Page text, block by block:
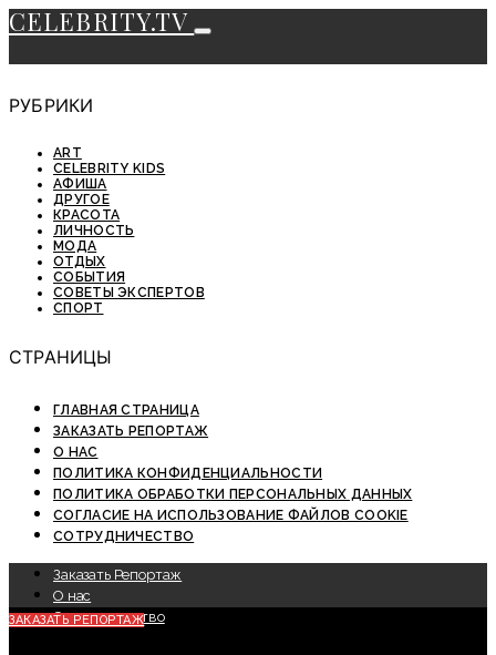
CELEBRITY.TV
РУБРИКИ
ART
CELEBRITY KIDS
АФИША
ДРУГОЕ
КРАСОТА
ЛИЧНОСТЬ
МОДА
ОТДЫХ
СОБЫТИЯ
СОВЕТЫ ЭКСПЕРТОВ
СПОРТ
СТРАНИЦЫ
ГЛАВНАЯ СТРАНИЦА
ЗАКАЗАТЬ РЕПОРТАЖ
О НАС
ПОЛИТИКА КОНФИДЕНЦИАЛЬНОСТИ
ПОЛИТИКА ОБРАБОТКИ ПЕРСОНАЛЬНЫХ ДАННЫХ
СОГЛАСИЕ НА ИСПОЛЬЗОВАНИЕ ФАЙЛОВ COOKIE
СОТРУДНИЧЕСТВО
Заказать Репортаж
О нас
Сотрудничество
ЗАКАЗАТЬ РЕПОРТАЖ